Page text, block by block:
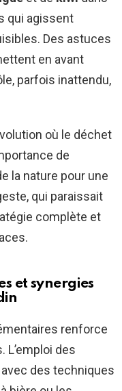
qui agissent
Des astuces
en avant
parfois inattendu,
où le déchet
de
la nature pour une
qui paraissait
complète et
et synergies
renforce
L’emploi des
des techniques